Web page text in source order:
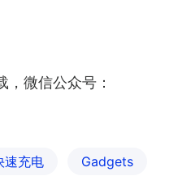
，微信公众号：
速充电 Gadgets